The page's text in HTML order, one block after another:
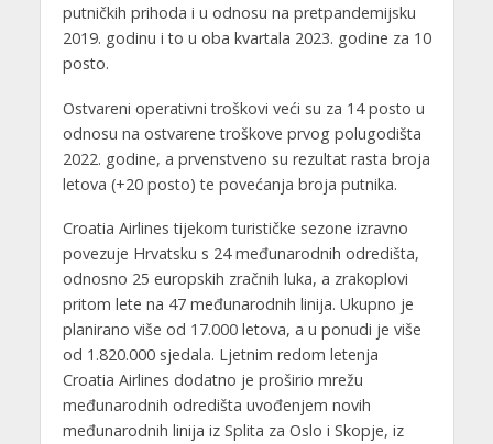
putničkih prihoda i u odnosu na pretpandemijsku
2019. godinu i to u oba kvartala 2023. godine za 10
posto.
Ostvareni operativni troškovi veći su za 14 posto u
odnosu na ostvarene troškove prvog polugodišta
2022. godine, a prvenstveno su rezultat rasta broja
letova (+20 posto) te povećanja broja putnika.
Croatia Airlines tijekom turističke sezone izravno
povezuje Hrvatsku s 24 međunarodnih odredišta,
odnosno 25 europskih zračnih luka, a zrakoplovi
pritom lete na 47 međunarodnih linija. Ukupno je
planirano više od 17.000 letova, a u ponudi je više
od 1.820.000 sjedala. Ljetnim redom letenja
Croatia Airlines dodatno je proširio mrežu
međunarodnih odredišta uvođenjem novih
međunarodnih linija iz Splita za Oslo i Skopje, iz